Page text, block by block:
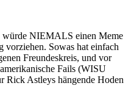
würde NIEMALS einen Meme
vorziehen. Sowas hat einfach
Freundeskreis, und vor
Fails (WISU
Astleys hängende Hoden